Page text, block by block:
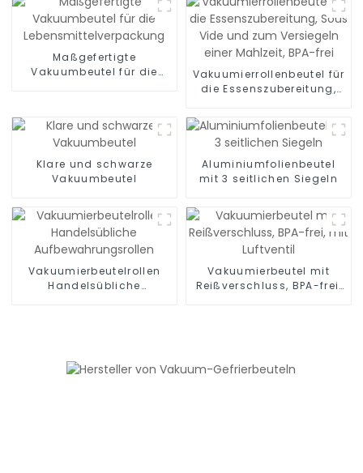
Maßgefertigte
Vakuumbeutel für die
Vakuumierrollenbeutel für
die Essenszubereitung,
Versiegeln einer Mahlzeit,
BPA-frei
Klare und schwarze
Vakuumbeutel
Aluminiumfolienbeutel
mit 3 seitlichen Siegeln
Vakuumierbeutelrollen
Handelsübliche
Vakuumierbeutel mit
Reißverschluss, BPA-frei,